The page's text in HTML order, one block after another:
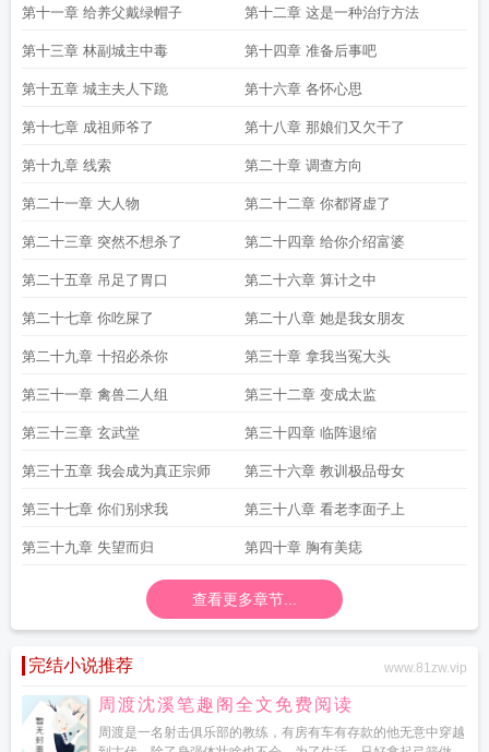
第十一章 给养父戴绿帽子 第十二章 这是一种治疗方法
第十三章 林副城主中毒 第十四章 准备后事吧
第十五章 城主夫人下跪 第十六章 各怀心思
第十七章 成祖师爷了 第十八章 那娘们又欠干了
第十九章 线索 第二十章 调查方向
第二十一章 大人物 第二十二章 你都肾虚了
第二十三章 突然不想杀了 第二十四章 给你介绍富婆
第二十五章 吊足了胃口 第二十六章 算计之中
第二十七章 你吃屎了 第二十八章 她是我女朋友
第二十九章 十招必杀你 第三十章 拿我当冤大头
第三十一章 禽兽二人组 第三十二章 变成太监
第三十三章 玄武堂 第三十四章 临阵退缩
第三十五章 我会成为真正宗师 第三十六章 教训极品母女
第三十七章 你们别求我 第三十八章 看老李面子上
第三十九章 失望而归 第四十章 胸有美痣
查看更多章节...
完结小说推荐 www.81zw.vip
周渡沈溪笔趣阁全文免费阅读
周渡是一名射击俱乐部的教练，有房有车有存款的他无意中穿越